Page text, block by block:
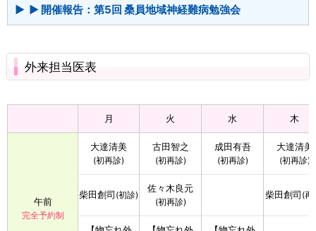
▶ 開催報告：第5回 桑員地域神経難病勉強会
外来担当医表
月 火 水 木
午前
完全予約制
大達清美
(初再診)
古田智之
(初再診)
成田有吾
(初再診)
大達清美
(初再診)
柴田創司 (初診)
佐々木良元
(初再診)
柴田創司 (再